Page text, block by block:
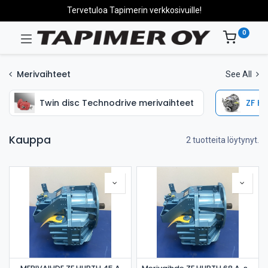
Tervetuloa Tapimerin verkkosivuille!
0
Merivaihteet See All
Twin disc Technodrive merivaihteet ZF
Kauppa 2 tuotteita löytynyt.